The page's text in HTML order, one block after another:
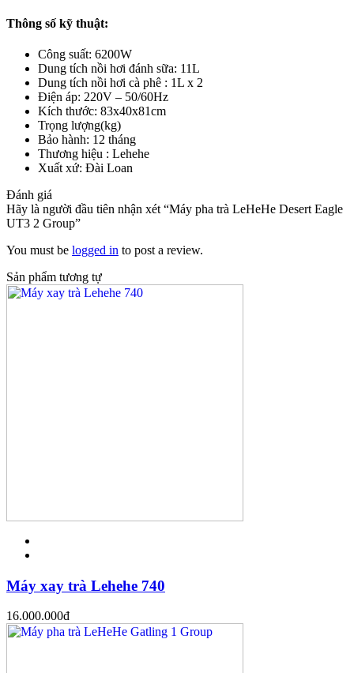
Thông số kỹ thuật:
Công suất: 6200W
Dung tích nồi hơi đánh sữa: 11L
Dung tích nồi hơi cà phê : 1L x 2
Điện áp: 220V – 50/60Hz
Kích thước: 83x40x81cm
Trọng lượng(kg)
Bảo hành: 12 tháng
Thương hiệu : Lehehe
Xuất xứ: Đài Loan
Đánh giá
Hãy là người đầu tiên nhận xét “Máy pha trà LeHeHe Desert Eagle
UT3 2 Group”
You must be logged in to post a review.
Sản phẩm tương tự
Máy xay trà Lehehe 740
16.000.000đ